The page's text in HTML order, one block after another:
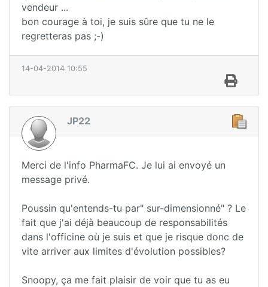
vendeur ...
bon courage à toi, je suis sûre que tu ne le
regretteras pas ;-)
14-04-2014 10:55
JP22
Merci de l'info PharmaFC. Je lui ai envoyé un
message privé.
Poussin qu'entends-tu par" sur-dimensionné" ? Le
fait que j'ai déjà beaucoup de responsabilités
dans l'officine où je suis et que je risque donc de
vite arriver aux limites d'évolution possibles?
Snoopy, ça me fait plaisir de voir que tu as eu